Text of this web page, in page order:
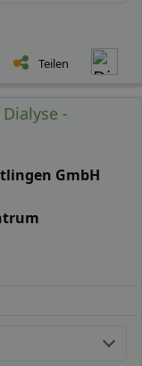
Teilen
-
GmbH